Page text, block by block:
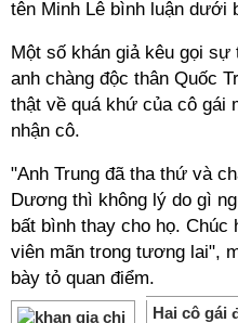
tên Minh Lê bình luận dưới
Một số khán giả kêu gọi
anh chàng độc thân Quốc
thật về quá khứ của cô gái
nhận cô.
"Anh Trung đã tha thứ và
Dương thì không lý do gì
bất bình thay cho họ.
viên mãn trong tương lai",
bày tỏ quan điểm.
Hai cô gái